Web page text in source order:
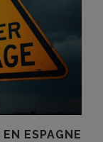
ESPAGNE